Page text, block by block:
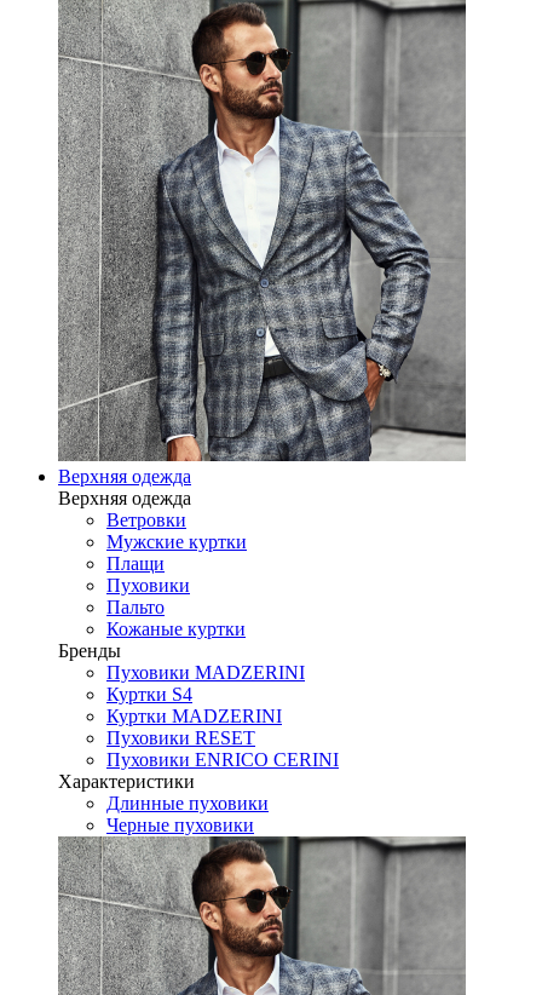
Верхняя одежда
Верхняя одежда
Ветровки
Мужские куртки
Плащи
Пуховики
Пальто
Кожаные куртки
Бренды
Пуховики MADZERINI
Куртки S4
Куртки MADZERINI
Пуховики RESET
Пуховики ENRICO CERINI
Характеристики
Длинные пуховики
Черные пуховики